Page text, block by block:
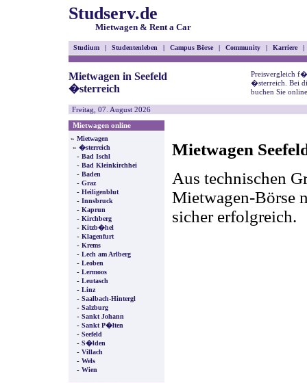
Studserv.de
Mietwagen & Rent a Car
Studium | Studentenleben | Campus Börse | Community | Karriere |
Mietwagen in Seefeld
�sterreich
Preisvergleich
�sterreich. Bei
buchen Sie
Freitag, 07. August 2026
Mietwagen online
» Mietwagen
» �sterreich
- Bad Ischl
- Bad Kleinkirchhei
- Baden
- Graz
- Heiligenblut
- Innsbruck
- Kaprun
- Kirchberg
- Kitzb�hel
- Klagenfurt
- Krems
- Lech am Arlberg
- Leoben
- Lermoos
- Leutasch
- Linz
- Saalbach-Hintergl
- Salzburg
- Sankt Johann
- Sankt P�lten
- Seefeld
- S�lden
- Villach
- Wels
- Wien
Mietwagen
Aus technischen
Mietwagen-Börse
sicher erfolgreich.